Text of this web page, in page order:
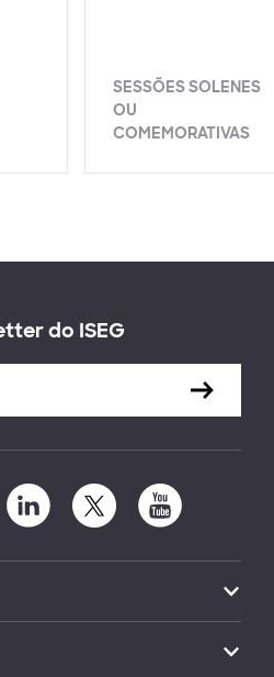
SESSÕES SOLENES
OU
COMEMORATIVAS
do ISEG